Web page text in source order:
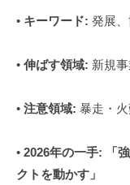
• キーワード: 発展
• 伸ばす領域: 新規
• 注意領域: 暴走・
• 2026年の一手:
「
クトを動かす」